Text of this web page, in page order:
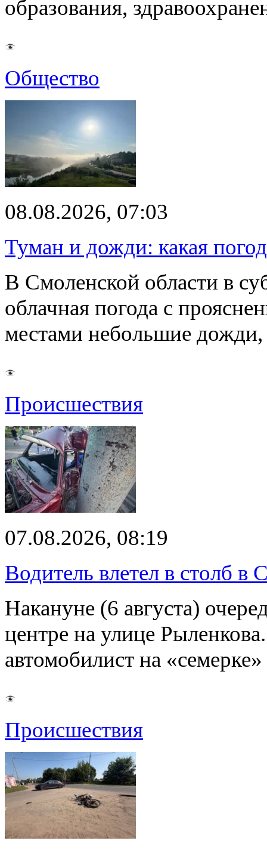
образования,
Общество
08.08.2026, 07:03
Туман и дожди: какая
В Смоленской области в
облачная погода с
местами небольшие
Происшествия
07.08.2026, 08:19
Водитель влетел в столб в
Накануне (6 августа)
центре на улице
автомобилист на
Происшествия